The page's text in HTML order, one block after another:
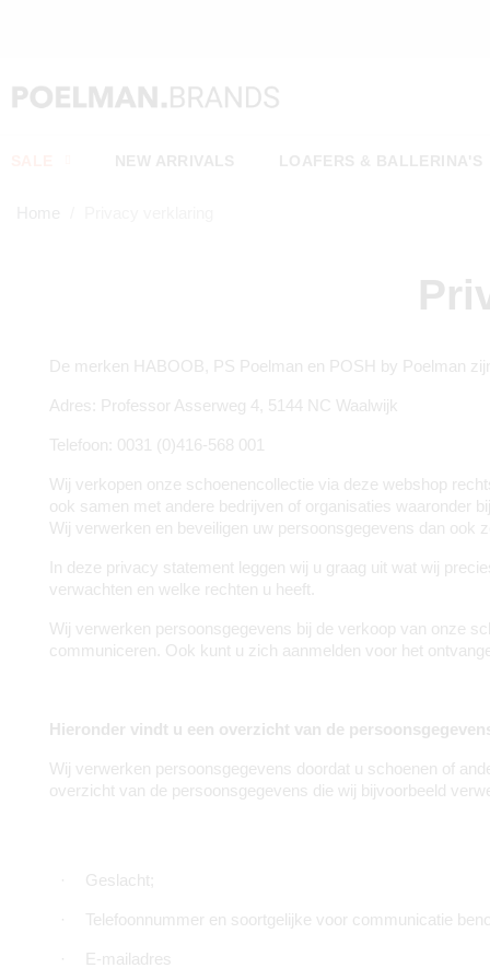
De merken HABOOB, PS Poelman en POSH by Poelman
Adres: Professor Asserweg 4, 5144 NC Waalwijk
Telefoon: 0031 (0)416-568 001
Wij verkopen onze schoenencollectie via deze webshop
ook samen met andere bedrijven of organisaties waaronder
Wij verwerken en beveiligen uw persoonsgegevens dan ook
In deze privacy statement leggen wij u graag uit wat wij
verwachten en welke rechten u heeft.
Wij verwerken persoonsgegevens bij de verkoop van onze
communiceren. Ook kunt u zich aanmelden voor het
Hieronder vindt u een overzicht van de
Wij verwerken persoonsgegevens doordat u schoenen of
overzicht van de persoonsgegevens die wij bijvoorbeeld
· Geslacht;
· Telefoonnummer en soortgelijke voor communicatie
· E-mailadres